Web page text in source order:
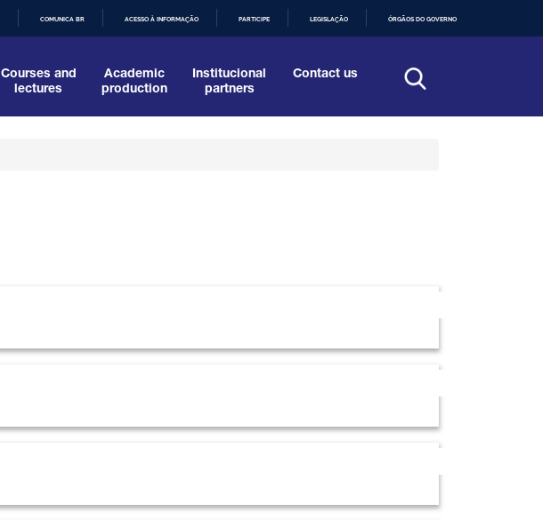
COMUNICA BR ACESSO À INFORMAÇÃO PARTICIPE LEGISLAÇÃO ÓRGÃOS DO GOVERNO
Courses and
lectures
Academic
production
Institucional
partners
Contact us